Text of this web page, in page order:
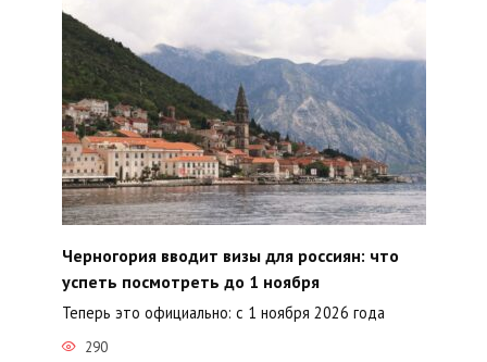
Черногория вводит визы для россиян: что
успеть посмотреть до 1 ноября
Теперь это официально: с 1 ноября 2026 года
290